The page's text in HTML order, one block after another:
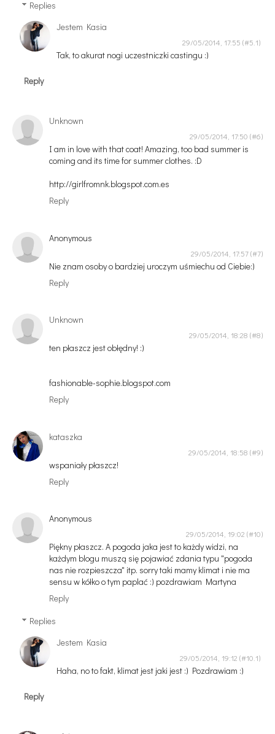
Replies
Jestem Kasia
29/05/2014, 17:55
Tak, to akurat nogi uczestniczki castingu :)
Reply
Unknown
29/05/2014, 17:50
I am in love with that coat! Amazing, too bad summer is
coming and its time for summer clothes. :D
http://girlfromnk.blogspot.com.es
Reply
Anonymous
29/05/2014, 17:57
Nie znam osoby o bardziej uroczym uśmiechu od Ciebie:)
Reply
Unknown
29/05/2014, 18:28
ten płaszcz jest obłędny! :)
fashionable-sophie.blogspot.com
Reply
kataszka
29/05/2014, 18:58
wspaniały płaszcz!
Reply
Anonymous
29/05/2014, 19:02
Piękny płaszcz. A pogoda jaka jest to każdy widzi, na
każdym blogu muszą się pojawiać zdania typu "pogoda
nas nie rozpieszcza" itp. sorry taki mamy klimat i nie ma
sensu w kółko o tym paplać :) pozdrawiam Martyna
Reply
Replies
Jestem Kasia
29/05/2014, 19:12
Haha, no to fakt, klimat jest jaki jest :) Pozdrawiam :)
Reply